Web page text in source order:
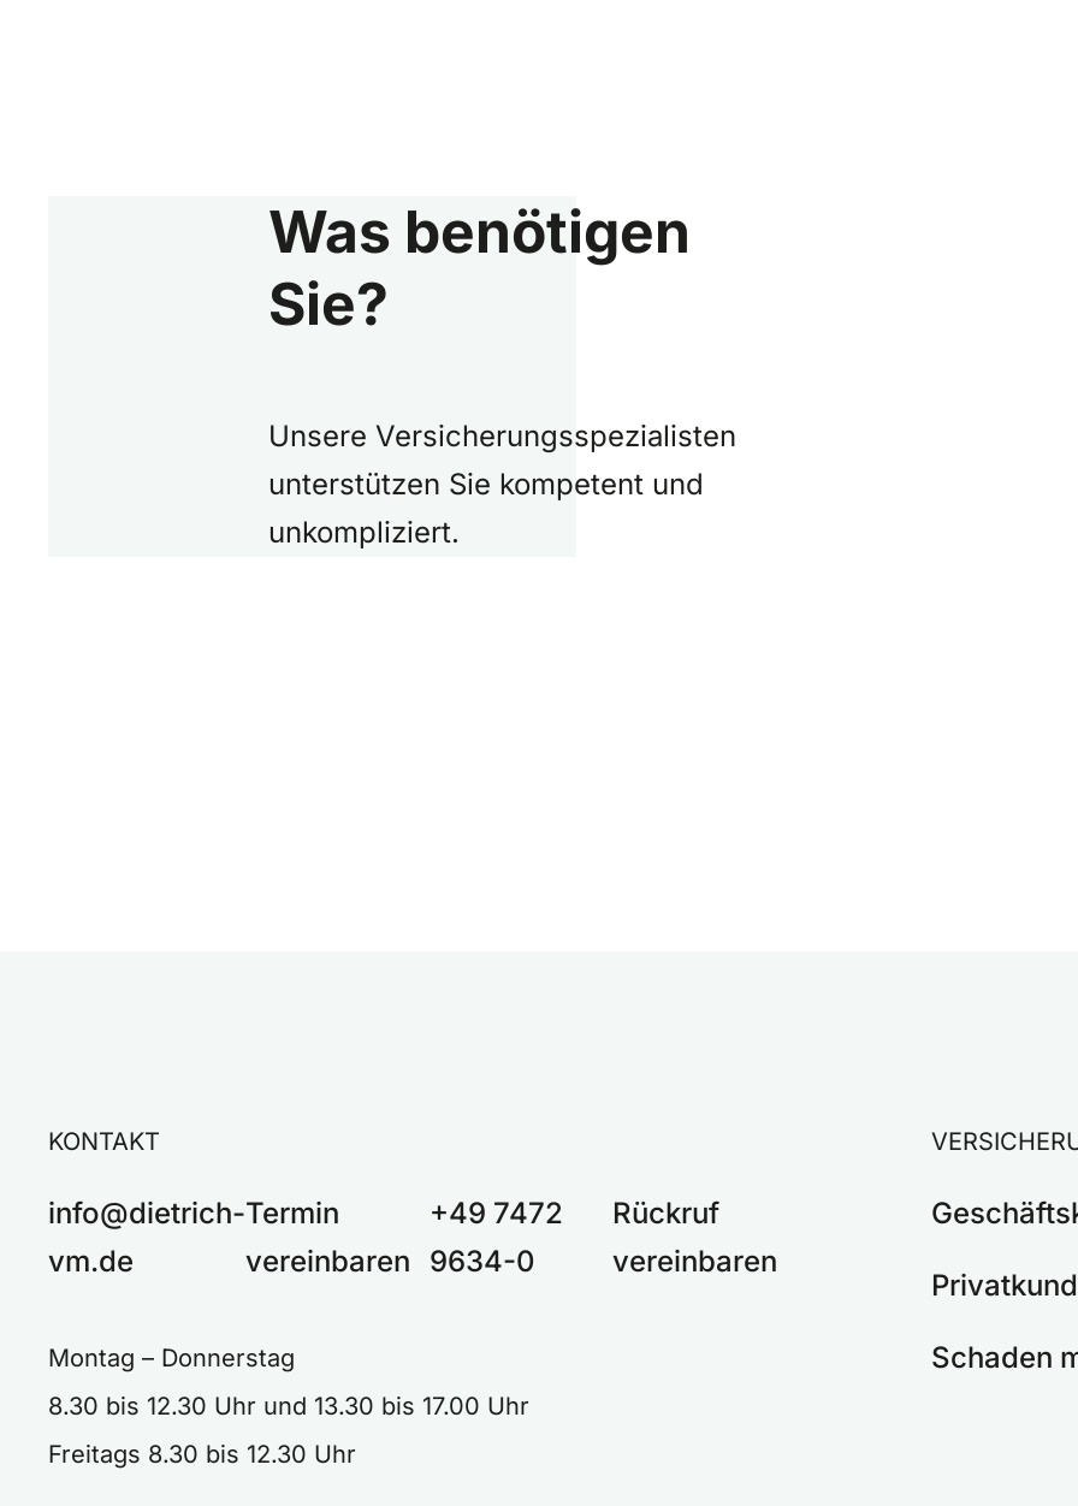
Was benötigen
Sie?
Unsere Versicherungsspezialisten
unterstützen Sie kompetent und
unkompliziert.
KONTAKT
info@dietrich-
vm.de
Termin
vereinbaren
+49 7472
9634-0
Rückruf
vereinbaren
Montag – Donnerstag
8.30 bis 12.30 Uhr und 13.30 bis 17.00 Uhr
Freitags 8.30 bis 12.30 Uhr
Schaden